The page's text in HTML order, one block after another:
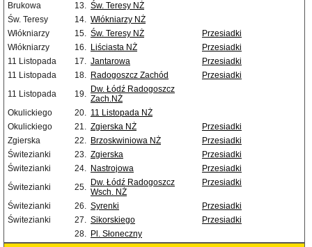
Brukowa
13. Św. Teresy NŻ
Św. Teresy
14. Włókniarzy NŻ
Włókniarzy
15. Św. Teresy NŻ
Przesiadki
Włókniarzy
16. Liściasta NŻ
Przesiadki
11 Listopada
17. Jantarowa
Przesiadki
11 Listopada
18. Radogoszcz Zachód
Przesiadki
11 Listopada
19. Dw. Łódź Radogoszcz
Zach.NŻ
Okulickiego
20. 11 Listopada NŻ
Okulickiego
21. Zgierska NŻ
Przesiadki
Zgierska
22. Brzoskwiniowa NŻ
Przesiadki
Świtezianki
23. Zgierska
Przesiadki
Świtezianki
24. Nastrojowa
Przesiadki
Świtezianki
25. Dw. Łódź Radogoszcz
Wsch. NŻ
Przesiadki
Świtezianki 26. Syrenki
Przesiadki
Świtezianki
27. Sikorskiego
Przesiadki
28. Pl. Słoneczny